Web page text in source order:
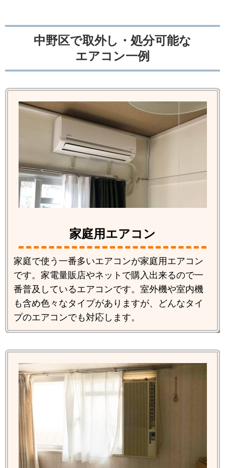
中野区で取外し・処分可能な
エアコン一例
家庭用エアコン
家庭で使う一番多いエアコンが家庭用エアコン
です。家電量販店やネットで購入出来るので一
番普及しているエアコンです。室外機や室内機
も含め色々なタイプがありますが、どんなタイ
プのエアコンでも対応します。